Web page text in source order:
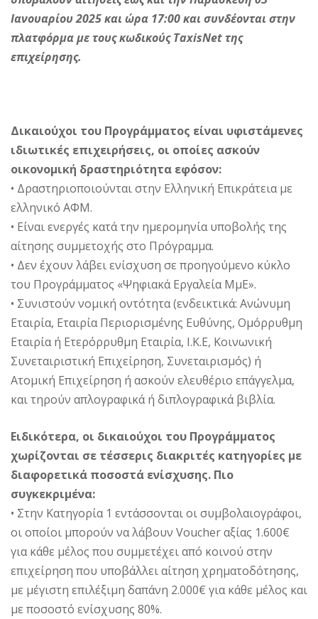
Ιανουαρίου 2025 και ώρα 17:00 και συνδέονται στην
πλατφόρμα με τους κωδικούς ΤaxisΝet της
επιχείρησης.
Δικαιούχοι του Προγράμματος είναι υφιστάμενες
ιδιωτικές επιχειρήσεις, οι οποίες ασκούν
οικονομική δραστηριότητα εφόσον:
• Δραστηριοποιούνται στην Ελληνική Επικράτεια με
ελληνικό ΑΦΜ.
• Είναι ενεργές κατά την ημερομηνία υποβολής της
αίτησης συμμετοχής στο Πρόγραμμα.
• Δεν έχουν λάβει ενίσχυση σε προηγούμενο κύκλο
του Προγράμματος «Ψηφιακά Εργαλεία ΜμΕ».
• Συνιστούν νομική οντότητα (ενδεικτικά: Ανώνυμη
Εταιρία, Εταιρία Περιορισμένης Ευθύνης, Ομόρρυθμη
Εταιρία ή Ετερόρρυθμη Εταιρία, Ι.Κ.Ε, Κοινωνική
Συνεταιριστική Επιχείρηση, Συνεταιρισμός) ή
Ατομική Επιχείρηση ή ασκούν ελευθέριο επάγγελμα,
και τηρούν απλογραφικά ή διπλογραφικά βιβλία.
Ειδικότερα, οι δικαιούχοι του Προγράμματος
χωρίζονται σε τέσσερις διακριτές κατηγορίες με
διαφορετικά ποσοστά ενίσχυσης. Πιο
συγκεκριμένα:
• Στην Κατηγορία 1 εντάσσονται οι συμβολαιογράφοι,
οι οποίοι μπορούν να λάβουν Voucher αξίας 1.600€
για κάθε μέλος που συμμετέχει από κοινού στην
επιχείρηση που υποβάλλει αίτηση χρηματοδότησης,
με μέγιστη επιλέξιμη δαπάνη 2.000€ για κάθε μέλος και
με ποσοστό ενίσχυσης 80%.